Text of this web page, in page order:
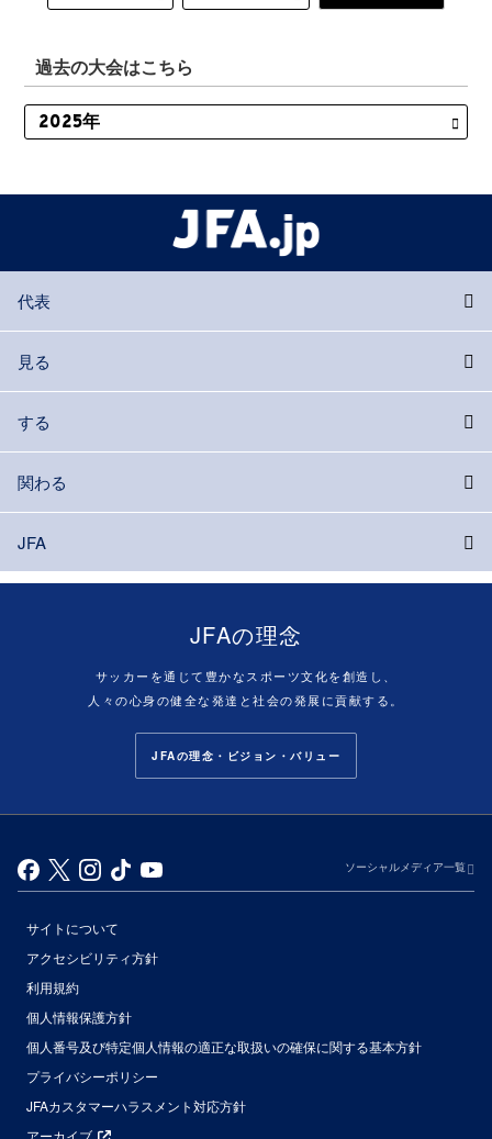
過去の大会はこちら
代表
見る
する
関わる
JFA
JFAの理念
サッカーを通じて豊かなスポーツ文化を創造し、
人々の心身の健全な発達と社会の発展に貢献する。
JFAの理念・ビジョン・バリュー
ソーシャルメディア一覧
サイトについて
アクセシビリティ方針
利用規約
個人情報保護方針
個人番号及び特定個人情報の適正な取扱いの確保に関する基本方針
プライバシーポリシー
JFAカスタマーハラスメント対応方針
アーカイブ